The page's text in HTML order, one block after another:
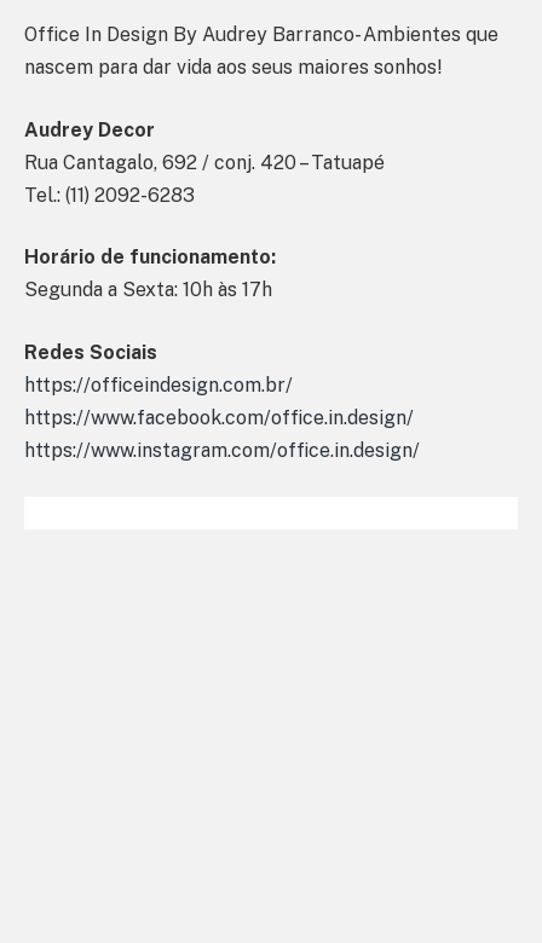
Office In Design By Audrey Barranco- Ambientes que
nascem para dar vida aos seus maiores sonhos!
Audrey Decor
Rua Cantagalo, 692 / conj. 420 – Tatuapé
Tel.: (11) 2092-6283
Horário de funcionamento:
Segunda a Sexta: 10h às 17h
Redes Sociais
https://officeindesign.com.br/
https://www.facebook.com/office.in.design/
https://www.instagram.com/office.in.design/